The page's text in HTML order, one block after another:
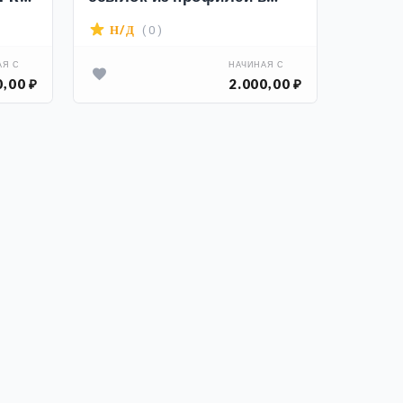
С
₽
социальных сетях
Н/Д ( 0 )
НАЧИНАЯ С
2.000,00 ₽